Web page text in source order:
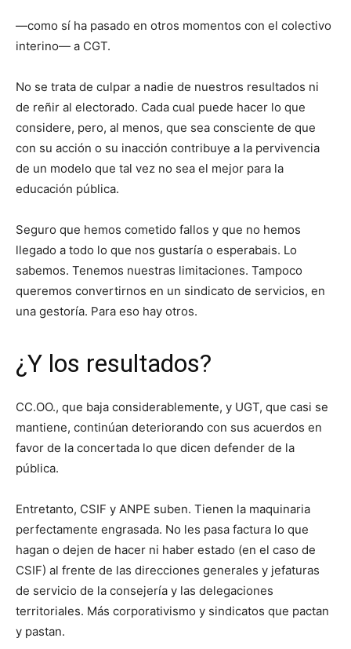
—como sí ha pasado en otros momentos con el colectivo
interino— a CGT.
No se trata de culpar a nadie de nuestros resultados ni
de reñir al electorado. Cada cual puede hacer lo que
considere, pero, al menos, que sea consciente de que
con su acción o su inacción contribuye a la pervivencia
de un modelo que tal vez no sea el mejor para la
educación pública.
Seguro que hemos cometido fallos y que no hemos
llegado a todo lo que nos gustaría o esperabais. Lo
sabemos. Tenemos nuestras limitaciones. Tampoco
queremos convertirnos en un sindicato de servicios, en
una gestoría. Para eso hay otros.
¿Y los resultados?
CC.OO., que baja considerablemente, y UGT, que casi se
mantiene, continúan deteriorando con sus acuerdos en
favor de la concertada lo que dicen defender de la
pública.
Entretanto, CSIF y ANPE suben. Tienen la maquinaria
perfectamente engrasada. No les pasa factura lo que
hagan o dejen de hacer ni haber estado (en el caso de
CSIF) al frente de las direcciones generales y jefaturas
de servicio de la consejería y las delegaciones
territoriales. Más corporativismo y sindicatos que pactan
y pastan.